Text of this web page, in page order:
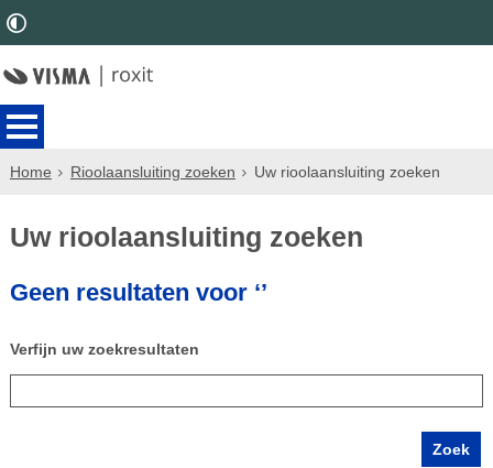
Home Rioolaansluiting zoeken Uw rioolaansluiting zoeken
Uw rioolaansluiting zoeken
Geen resultaten voor ‘’
Verfijn uw zoekresultaten